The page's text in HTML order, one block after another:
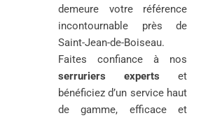
demeure votre référence
incontournable près de
Saint-Jean-de-Boiseau.
Faites confiance à nos
serruriers experts et
bénéficiez d’un service haut
de gamme, efficace et